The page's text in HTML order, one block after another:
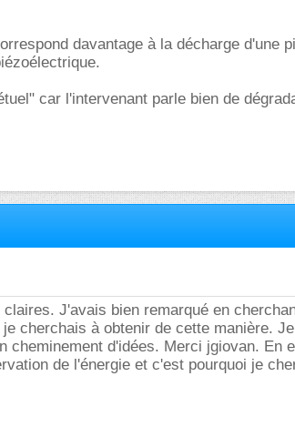
davantage à la décharge d'une
car l'intervenant parle bien de
J'avais bien remarqué en
cherchais à obtenir de cette manière.
cheminement d'idées. Merci jgiovan. En
de l'énergie et c'est pourquoi je